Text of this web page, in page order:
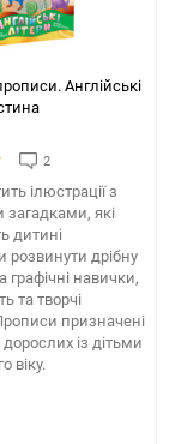
Англійські
2
ілюстрації з
загадками, які
дитині
розвинути дрібну
графічні навички,
та творчі
призначені
із дітьми
віку.